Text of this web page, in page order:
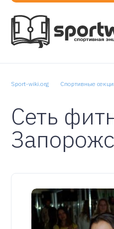
Sport-wiki.org Спортивные
Сеть